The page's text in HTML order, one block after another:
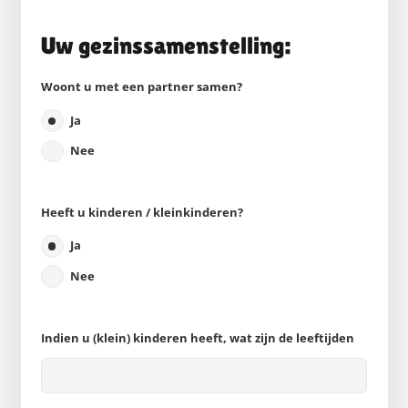
Uw gezinssamenstelling:
Woont u met een partner samen?
Ja
Nee
Heeft u kinderen / kleinkinderen?
Ja
Nee
Indien u (klein) kinderen heeft, wat zijn de leeftijden